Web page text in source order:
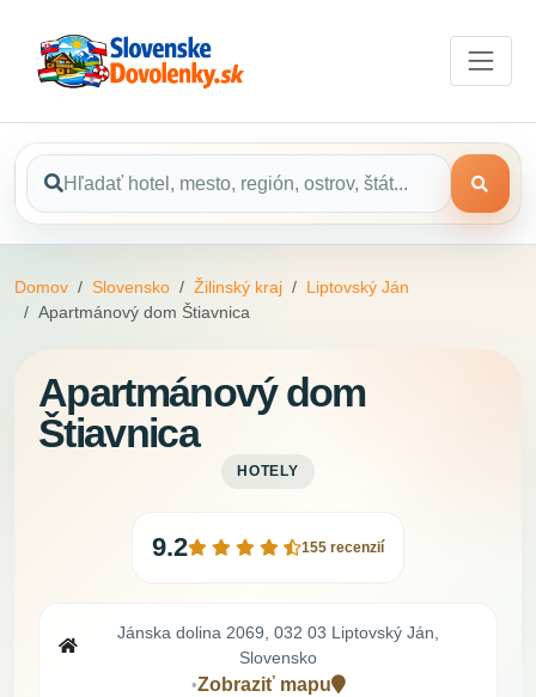
Domov Slovensko Žilinský kraj
Liptovský Ján
Apartmánový dom Štiavnica
Apartmánový dom
Štiavnica
HOTELY
9.2 155 recenzií
Jánska dolina 2069, 032 03 Liptovský Ján,
Slovensko
•Zobraziť mapu